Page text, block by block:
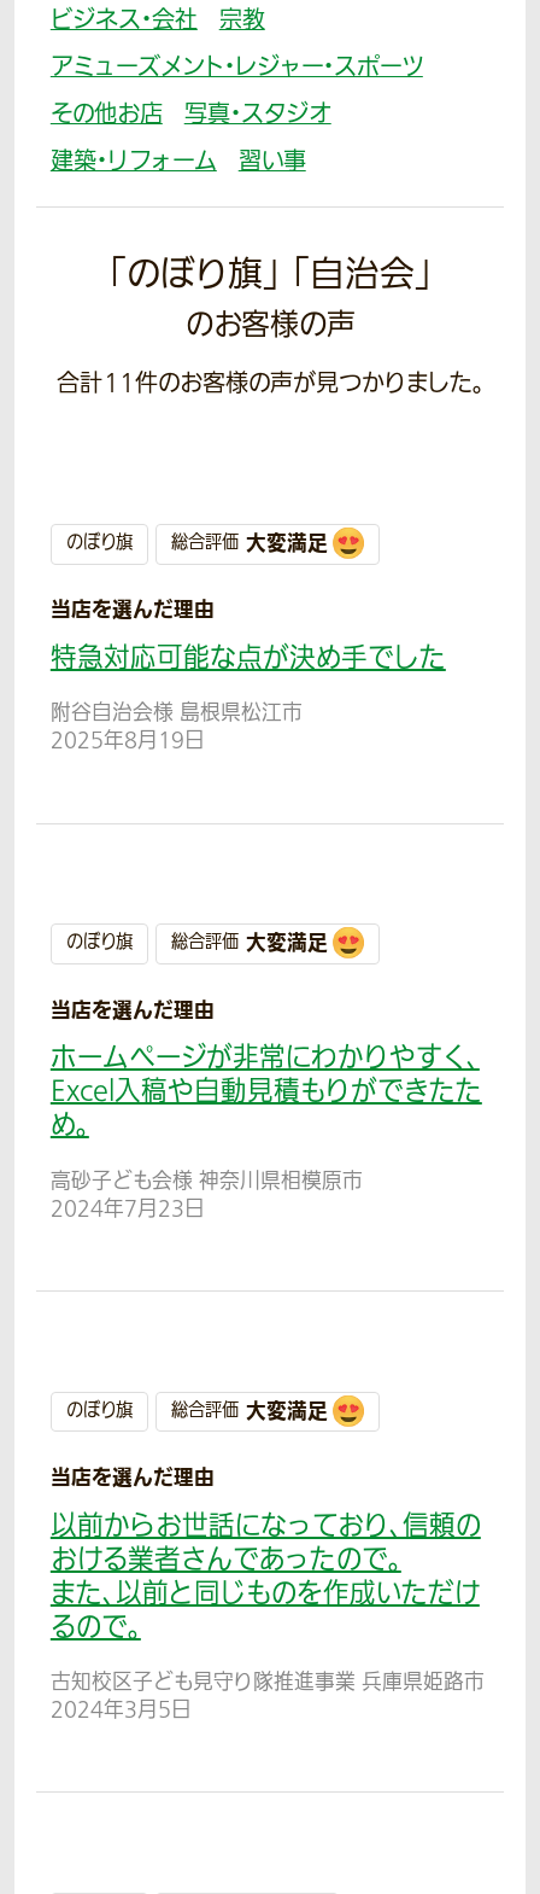
ビジネス・会社
宗教
アミューズメント・レジャー・スポーツ
その他お店
写真・スタジオ
建築・リフォーム
習い事
「のぼり旗」 「自治会」
のお客様の声
合計11件のお客様の声が見つかりました。
のぼり旗 総合評価 大変満足
当店を選んだ理由
特急対応可能な点が決め手でした
附谷自治会様 島根県松江市
2025年8月19日
のぼり旗 総合評価 大変満足
当店を選んだ理由
ホームページが非常にわかりやすく、
Excel入稿や自動見積もりができたた
め。
高砂子ども会様 神奈川県相模原市
2024年7月23日
のぼり旗 総合評価 大変満足
当店を選んだ理由
以前からお世話になっており、信頼の
おける業者さんであったので。
また、以前と同じものを作成いただけ
るので。
古知校区子ども見守り隊推進事業 兵庫県姫路市
2024年3月5日